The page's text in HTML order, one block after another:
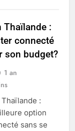
Thaïlande :
connecté
son budget?
1 an
:
option
sans se